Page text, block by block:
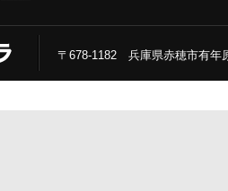
〒678-1182 兵庫県赤穂市有年